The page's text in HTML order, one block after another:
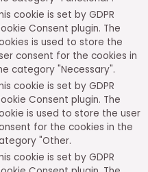
cookie is set by GDPR
Consent plugin. The
is used to store the
consent for the cookies in
category "Necessary".
cookie is set by GDPR
Consent plugin. The
is used to store the user
for the cookies in the
"Other.
cookie is set by GDPR